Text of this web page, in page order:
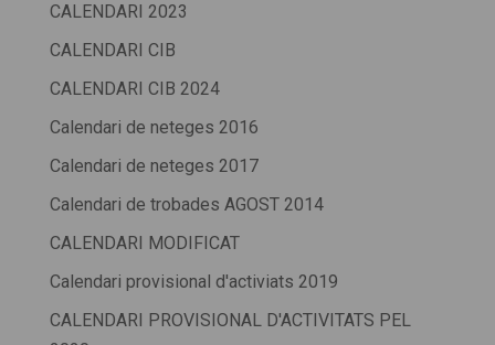
CALENDARI 2023
CALENDARI CIB
CALENDARI CIB 2024
Calendari de neteges 2016
Calendari de neteges 2017
Calendari de trobades AGOST 2014
CALENDARI MODIFICAT
Calendari provisional d'activiats 2019
CALENDARI PROVISIONAL D'ACTIVITATS PEL